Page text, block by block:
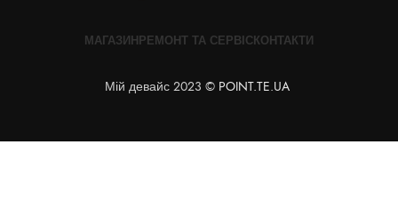
МАГАЗИНРЕМОНТ ТА СЕРВІСКОНТАКТИ
Мій девайс 2023 © POINT.TE.UA